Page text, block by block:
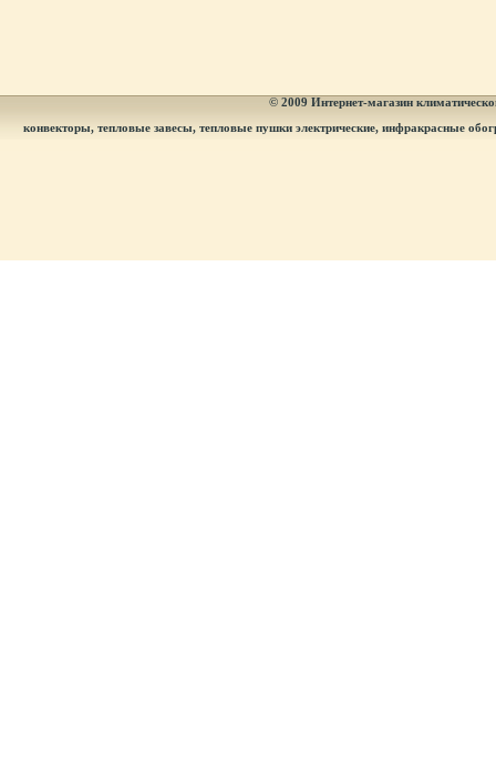
© 2009 Интернет-магазин
конвекторы, тепловые завесы, тепловые пушки электрические, инфракрасные